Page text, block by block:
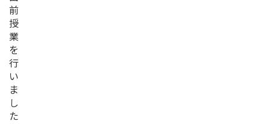
前
授
業
を
行
い
ま
し
た